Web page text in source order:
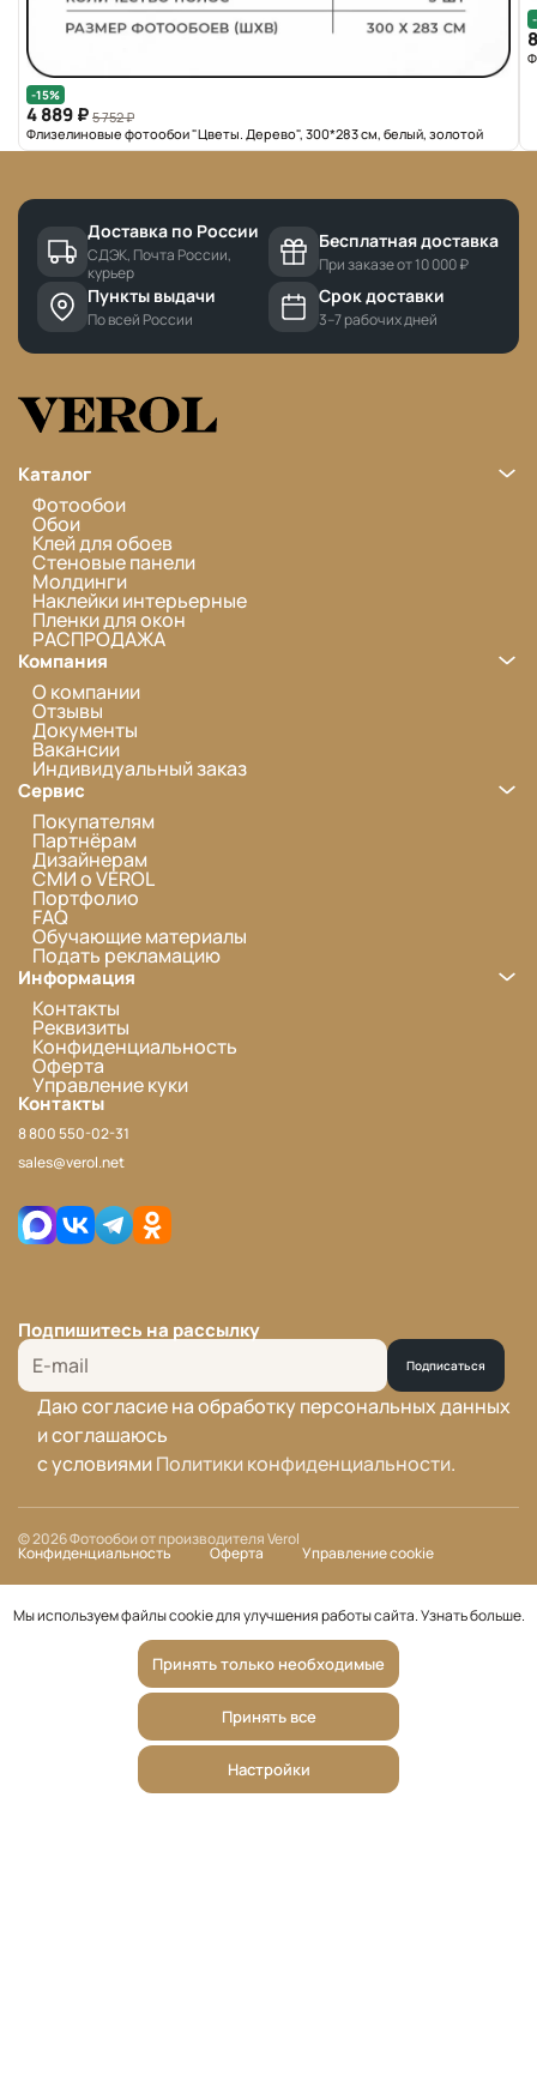
-15%
4 889 ₽ 5 752 ₽
Флизелиновые фотообои "Цветы. Дерево", 300*283 см, белый, золотой
Доставка по России
СДЭК, Почта России,
курьер
Бесплатная доставка
При заказе от 10 000 ₽
Пункты выдачи
По всей России
Срок доставки
3–7 рабочих дней
Каталог
Фотообои
Обои
Клей для обоев
Стеновые панели
Молдинги
Наклейки интерьерные
Пленки для окон
РАСПРОДАЖА
Компания
О компании
Отзывы
Документы
Вакансии
Индивидуальный заказ
Сервис
Покупателям
Партнёрам
Дизайнерам
СМИ о VEROL
Портфолио
FAQ
Обучающие материалы
Подать рекламацию
Информация
Контакты
Реквизиты
Конфиденциальность
Оферта
Управление куки
Контакты
8 800 550-02-31
sales@verol.net
Подпишитесь на рассылку
Подписаться
Даю согласие на обработку персональных данных
и соглашаюсь
с условиямиПолитики конфиденциальности.
© 2026 Фотообои от производителя Verol
Конфиденциальность Оферта Управление cookie
Мы используем файлы cookie для улучшения работы сайта.Узнать больше.
Принять только необходимые
Принять все
Настройки